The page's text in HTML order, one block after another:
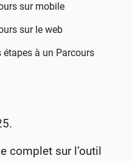
sur mobile
sur le web
à un Parcours
complet sur l’outil